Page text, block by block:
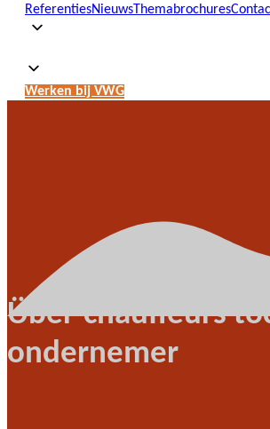
ReferentiesNieuwsThemabrochures
Werken bij VWG
Über-chauffeurs
ondernemer